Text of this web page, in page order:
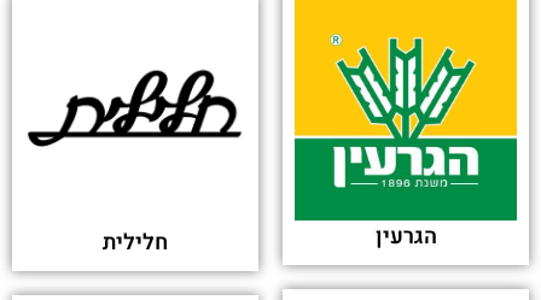
הגרעין חלילית